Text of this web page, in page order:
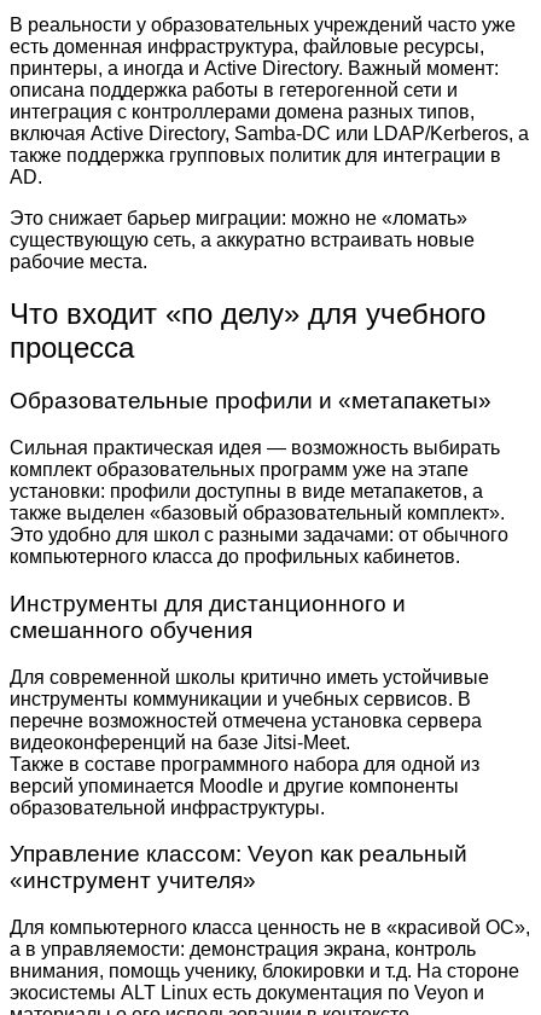
В реальности у образовательных учреждений часто уже
есть доменная инфраструктура, файловые ресурсы,
принтеры, а иногда и Active Directory. Важный момент:
описана поддержка работы в гетерогенной сети и
интеграция с контроллерами домена разных типов,
включая Active Directory, Samba-DC или LDAP/Kerberos, а
также поддержка групповых политик для интеграции в
AD.
Это снижает барьер миграции: можно не «ломать»
существующую сеть, а аккуратно встраивать новые
рабочие места.
Что входит «по делу» для учебного
процесса
Образовательные профили и «метапакеты»
Сильная практическая идея — возможность выбирать
комплект образовательных программ уже на этапе
установки: профили доступны в виде метапакетов, а
также выделен «базовый образовательный комплект».
Это удобно для школ с разными задачами: от обычного
компьютерного класса до профильных кабинетов.
Инструменты для дистанционного и
смешанного обучения
Для современной школы критично иметь устойчивые
инструменты коммуникации и учебных сервисов. В
перечне возможностей отмечена установка сервера
видеоконференций на базе Jitsi-Meet.
Также в составе программного набора для одной из
версий упоминается Moodle и другие компоненты
образовательной инфраструктуры.
Управление классом: Veyon как реальный
«инструмент учителя»
Для компьютерного класса ценность не в «красивой ОС»,
а в управляемости: демонстрация экрана, контроль
внимания, помощь ученику, блокировки и т.д. На стороне
экосистемы ALT Linux есть документация по Veyon и